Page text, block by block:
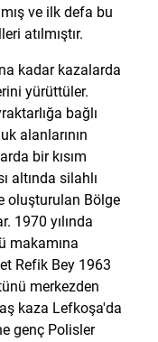
ve ilk defa bu
atılmıştır.
kadar kazalarda
yürüttüler.
bağlı
alanlarının
bir kısım
altında silahlı
oluşturulan Bölge
1970 yılında
makamına
Refik Bey 1963
merkezden
kaza Lefkoşa'da
genç Polisler